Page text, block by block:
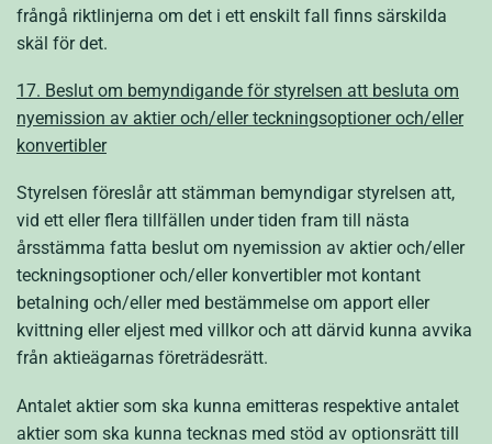
frångå riktlinjerna om det i ett enskilt fall finns särskilda
skäl för det.
17. Beslut om bemyndigande för styrelsen att besluta om
nyemission av aktier och/eller teckningsoptioner och/eller
konvertibler
Styrelsen föreslår att stämman bemyndigar styrelsen att,
vid ett eller flera tillfällen under tiden fram till nästa
årsstämma fatta beslut om nyemission av aktier och/eller
teckningsoptioner och/eller konvertibler mot kontant
betalning och/eller med bestämmelse om apport eller
kvittning eller eljest med villkor och att därvid kunna avvika
från aktieägarnas företrädesrätt.
Antalet aktier som ska kunna emitteras respektive antalet
aktier som ska kunna tecknas med stöd av optionsrätt till